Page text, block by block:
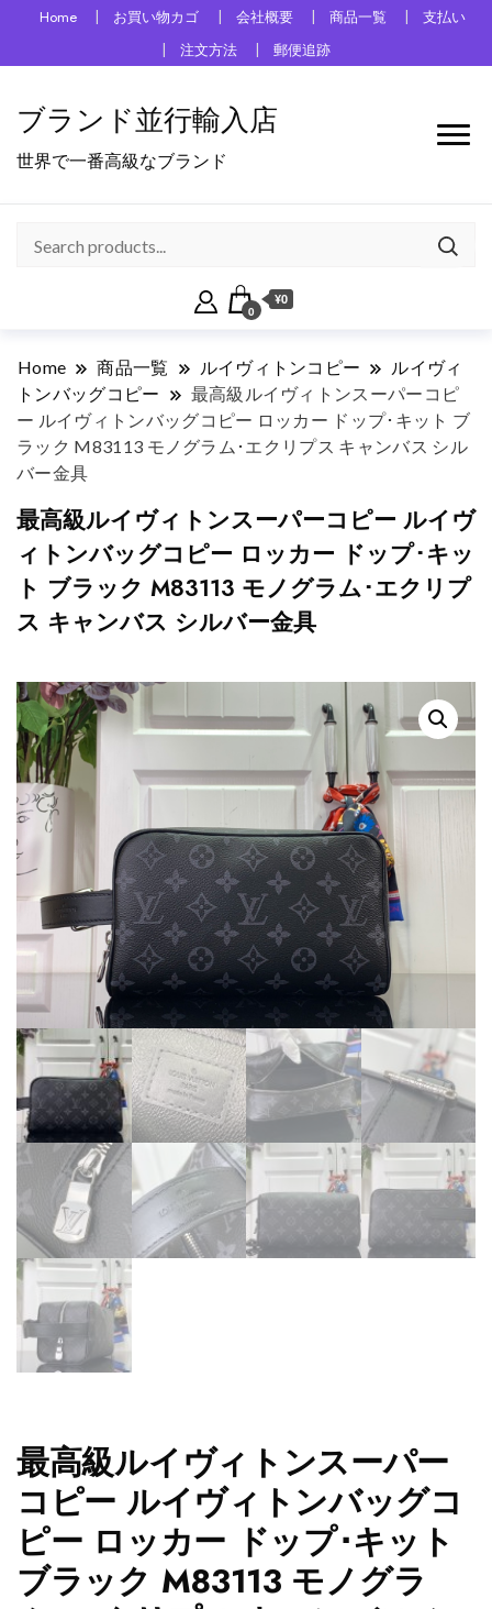
Home お買い物カゴ 会社概要 商品一覧
支払い
注文方法
郵便追跡
ブランド並行輸入店
世界で一番高級なブランド
0
¥0
Home 商品一覧 ルイヴィトンコピー
ルイヴィ
トンバッグコピー
最高級ルイヴィトンスーパーコピ
ー ルイヴィトンバッグコピー ロッカー ドップ･キット ブ
ラック M83113 モノグラム･エクリプス キャンバス シル
バー金具
最高級ルイヴィトンスーパーコピー ルイヴ
ィトンバッグコピー ロッカー ドップ･キッ
ト ブラック M83113 モノグラム･エクリプ
ス キャンバス シルバー金具
最高級ルイヴィトンスーパー
コピー ルイヴィトンバッグコ
ピー ロッカー ドップ･キット
ブラック M83113 モノグラ